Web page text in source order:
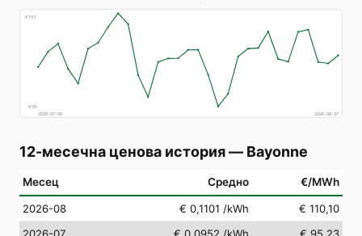
€153
€50
2026-07-08
2026-08-07
12-месечна ценова история— Bayonne
Месец Средно €/MWh
2026-08 € 0,1101 /kWh
€ 110,10
2026-07
€ 0,0952 /kWh
€ 95,23